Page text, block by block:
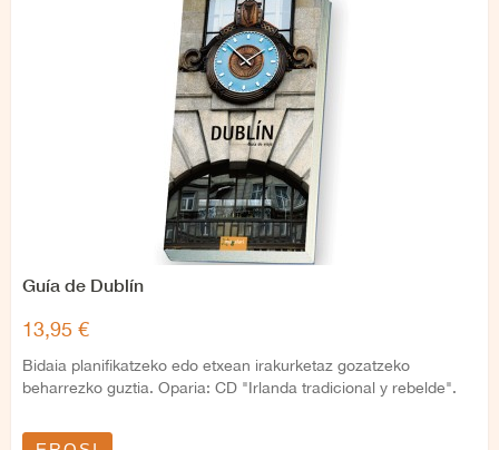
Guía de Dublín
13,95 €
Bidaia planifikatzeko edo etxean irakurketaz gozatzeko
beharrezko guztia. Oparia: CD "Irlanda tradicional y rebelde".